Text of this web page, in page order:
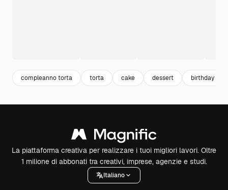
compleanno torta torta cake dessert birthday
La piattaforma creativa per realizzare i tuoi migliori lavori. Oltre
1 milione di abbonati tra creativi, imprese, agenzie e studi.
Italiano